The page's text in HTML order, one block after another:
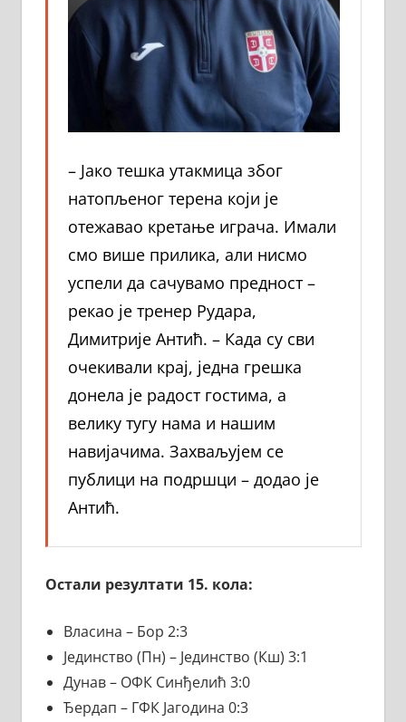
– Јако тешка утакмица због
натопљеног терена који је
отежавао кретање играча. Имали
смо више прилика, али нисмо
успели да сачувамо предност –
рекао је тренер Рудара,
Димитрије Антић. – Када су сви
очекивали крај, једна грешка
донела је радост гостима, а
велику тугу нама и нашим
навијачима. Захваљујем се
публици на подршци – додао је
Антић.
Остали резултати 15. кола:
Власина – Бор 2:3
Јединство (Пн) – Јединство (Кш) 3:1
Дунав – ОФК Синђелић 3:0
Ђердап – ГФК Јагодина 0:3